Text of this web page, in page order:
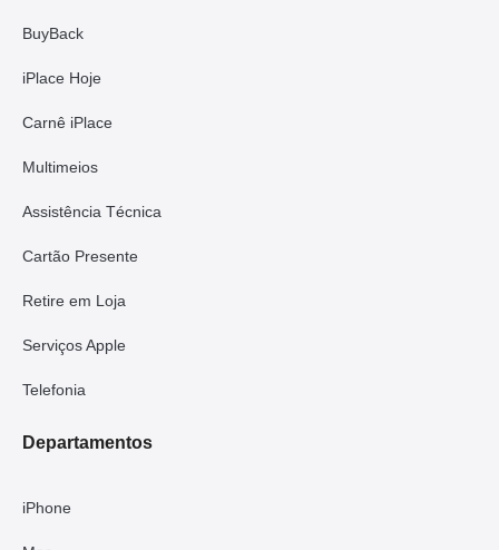
BuyBack
iPlace Hoje
Carnê iPlace
Multimeios
Assistência Técnica
Cartão Presente
Retire em Loja
Serviços Apple
Telefonia
Departamentos
iPhone